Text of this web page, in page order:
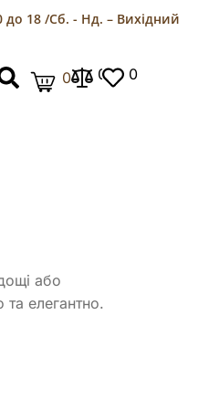
до 18 /Сб. - Нд. – Вихідний
0 0 0
або
та елегантно.